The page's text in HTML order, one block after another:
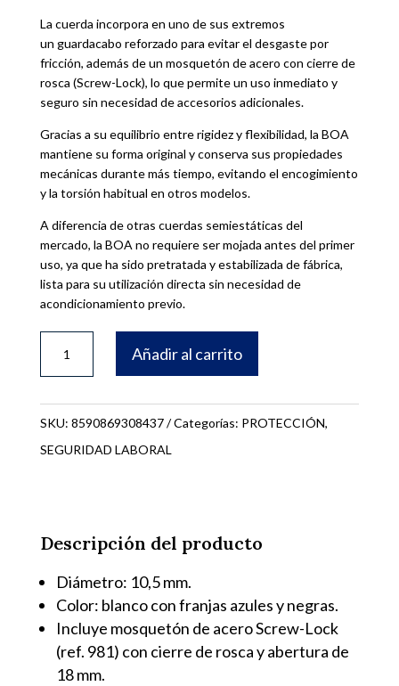
La cuerda incorpora en uno de sus extremos
un guardacabo reforzado para evitar el desgaste por
fricción, además de un mosquetón de acero con cierre de
rosca (Screw-Lock), lo que permite un uso inmediato y
seguro sin necesidad de accesorios adicionales.
Gracias a su equilibrio entre rigidez y flexibilidad, la BOA
mantiene su forma original y conserva sus propiedades
mecánicas durante más tiempo, evitando el encogimiento
y la torsión habitual en otros modelos.
A diferencia de otras cuerdas semiestáticas del
mercado, la BOA no requiere ser mojada antes del primer
uso, ya que ha sido pretratada y estabilizada de fábrica,
lista para su utilización directa sin necesidad de
acondicionamiento previo.
IRUDEK
BOA
Añadir al carrito
SKU: 8590869308437 Categorías: PROTECCIÓN,
SEGURIDAD LABORAL
Descripción del producto
Diámetro: 10,5 mm.
Color: blanco con franjas azules y negras.
Incluye mosquetón de acero Screw-Lock
(ref. 981) con cierre de rosca y abertura de
18 mm.